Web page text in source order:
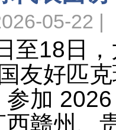
05-22 |
至18日
友好匹
加
赣州、